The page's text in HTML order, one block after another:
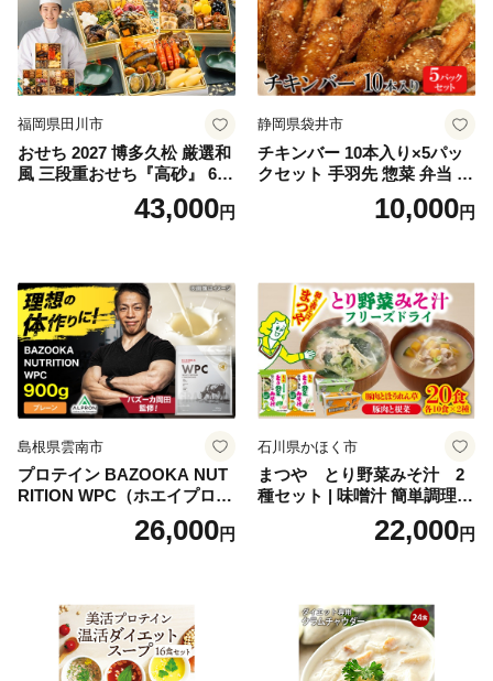
福岡県田川市
おせち 2027 博多久松 厳選和
風 三段重おせち『高砂』 6.5
寸 3段重 2～3人前 おせち料
理 重箱 お正月 冷凍おせち 縁
ち 本格おせち おせち予約 年
末 年始 お取り寄せ 新春 贅沢
おせち こだわりおせち 惣菜
老舗おせち ふるさと納税お
せち 御節 お節料理 正月 調理
不要 おせち料理2027
43,000円
静岡県袋井市
チキンバー 10本入り×5パッ
クセット 手羽先 惣菜 弁当 お
かず お酒 おつまみ ギフト キ
ャンプ アウトドア キャンプ
10,000円
島根県雲南市
プロテイン BAZOOKA NUT
RITION WPC（ホエイプロテ
イン）＜プレーン＞ 900g｜
バズーカ岡田監修・植物由来
ロン [AIEN005]
26,000円
石川県かほく市
まつや とり野菜みそ汁 2
種セット | 味噌汁 簡単調理
お味噌 おみそ みそ とり野菜
時短料理 時短ごはん ご当地
22,000円